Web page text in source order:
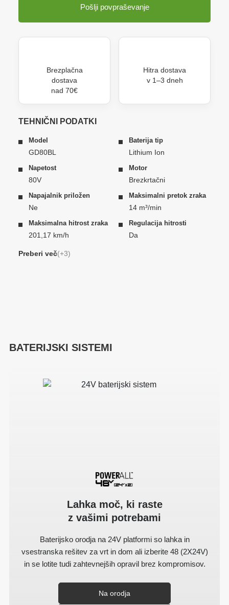
Pošlji povpraševanje
Brezplačna
dostava
nad 70€
Hitra dostava
v 1–3 dneh
TEHNIČNI PODATKI
Model
GD80BL
Baterija tip
Lithium Ion
Napetost
80V
Motor
Brezkrtačni
Napajalnik priložen
Ne
Maksimalni pretok zraka
14 m³/min
Maksimalna hitrost zraka
201,17 km/h
Regulacija hitrosti
Da
“Turbo” funkcija
Preberi več(+3)
BATERIJSKI SISTEMI
Lahka moč, ki raste
z vašimi potrebami
Baterijsko orodja na 24V platformi so lahka in
vsestranska rešitev za vrt in dom ali izberite 48 (2X24V)
in se lotite tudi zahtevnejših opravil brez kompromisov.
Na orodja